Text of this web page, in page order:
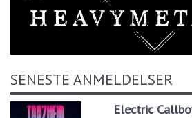
SENESTE ANMELDELSER
Electric